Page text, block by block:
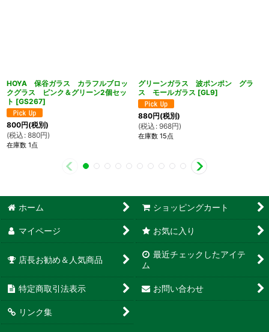
HOYA 保谷ガラス カラフルブロッ
クグラス ピンク＆グリーン2個セッ
ト [GS267]
800円(税別)
(税込 : 880円)
在庫数 1点
グリーンガラス 波ポンポン グラ
ス モールガラス [GL9]
880円(税別)
(税込 : 968円)
在庫数 15点
ホーム ショッピングカート
マイページ お気に入り
店長お勧め＆人気商品
最近チェックしたアイテ
ム
特定商取引法表示 お問い合わせ
リンク集